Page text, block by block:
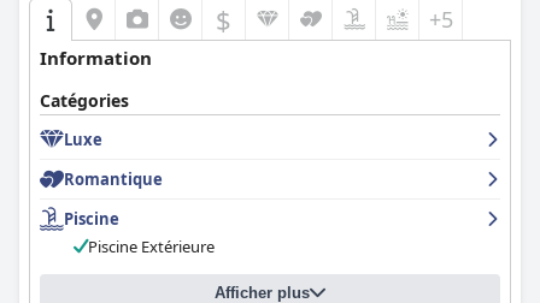
$ +5
Information
Catégories
Luxe
Romantique
Piscine
Piscine Extérieure
Afficher plus